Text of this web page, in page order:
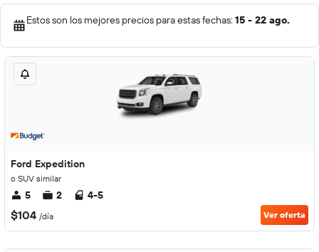
Estos son los mejores precios para estas fechas: 15 - 22 ago.
Ford Expedition
o SUV similar
5 2 4-5
$104 /día Ver oferta